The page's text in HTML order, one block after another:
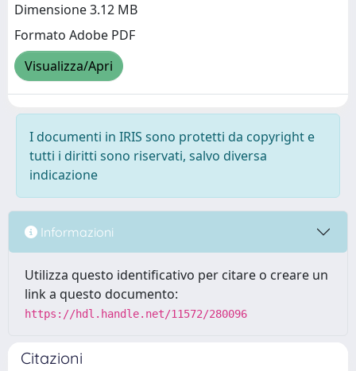
Dimensione 3.12 MB
Formato Adobe PDF
Visualizza/Apri
I documenti in IRIS sono protetti da copyright e
tutti i diritti sono riservati, salvo diversa
indicazione
Informazioni
Utilizza questo identificativo per citare o creare un
link a questo documento:
https://hdl.handle.net/11572/280096
Citazioni